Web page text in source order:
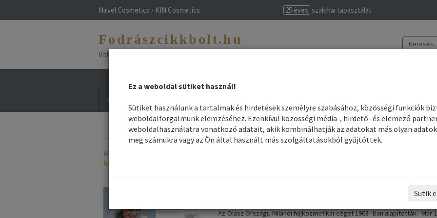
Nirvel Cosmetics - KIN Cosmetics 25 éves szakmai tapasztalat
Fodrászcikkbolt.hu
Vitlfarco - Maxima - NHP - Vitael - Levissime
Termékek
Vitalfarco Maxima-NHP-Vitael Fodrász
Maxima, NHP, és Vitael mákanevű, Professzionális fodrászati
fodrászok, és azok vendégei.
Az Olasz Országi, Milánoi hajkozmetikai céget 1963- ban alapították. Már
Így védd bőrödet
frizurádat nyáron!
Már ÖN is allergiás a
hajfestésre?
Ez a weboldal sütiket használ!
Sütiket használunk a tartalmak és hirdetések személyre szabásához, közösségi funkciók
weboldalforgalmunk elemzéséhez. Ezenkívül közösségi média-, hirdető- és elemező
weboldalhasználatra vonatkozó adatait, akik kombinálhatják az adatokat más olyan
meg számukra vagy az Ön által használt más szolgáltatásokból gyűjtöttek.
Sütik